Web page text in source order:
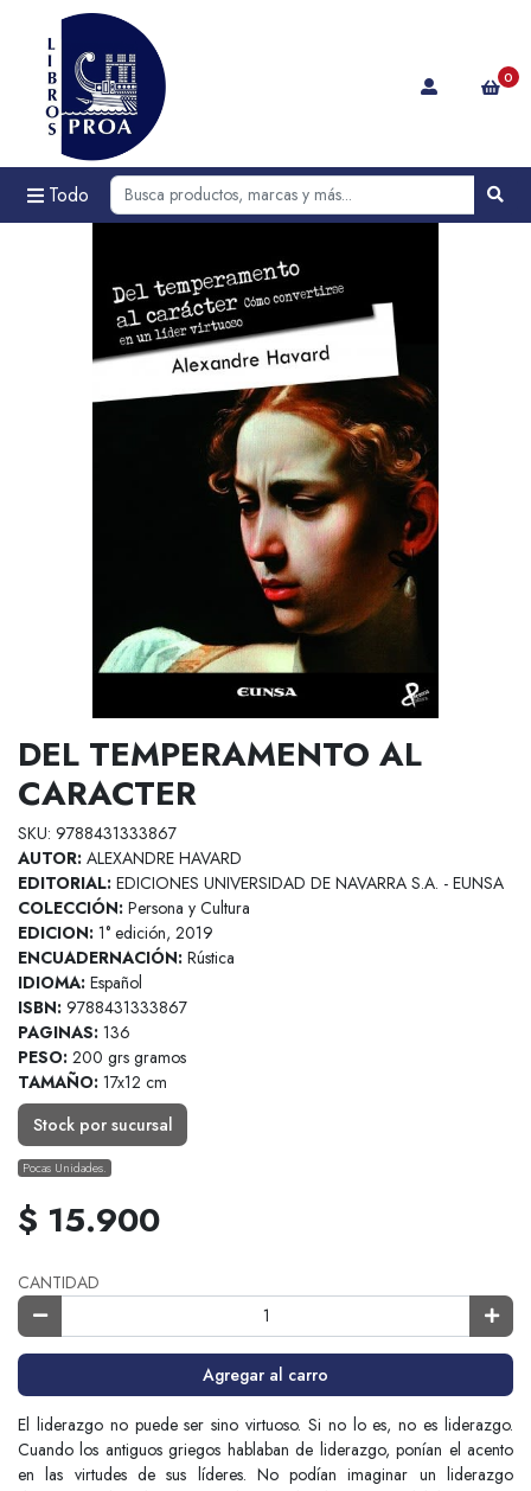
Todo
0
DEL TEMPERAMENTO AL
CARACTER
SKU: 9788431333867
AUTOR: ALEXANDRE HAVARD
EDITORIAL: EDICIONES UNIVERSIDAD DE NAVARRA S.A. - EUNSA
COLECCIÓN: Persona y Cultura
EDICION: 1° edición, 2019
ENCUADERNACIÓN: Rústica
IDIOMA: Español
ISBN: 9788431333867
PAGINAS: 136
PESO: 200 grs gramos
TAMAÑO: 17x12 cm
Stock por sucursal
Pocas Unidades.
$ 15.900
CANTIDAD
Agregar al carro
El liderazgo no puede ser sino virtuoso. Si no lo es, no es liderazgo.
Cuando los antiguos griegos hablaban de liderazgo, ponían el acento
en las virtudes de sus líderes. No podían imaginar un liderazgo